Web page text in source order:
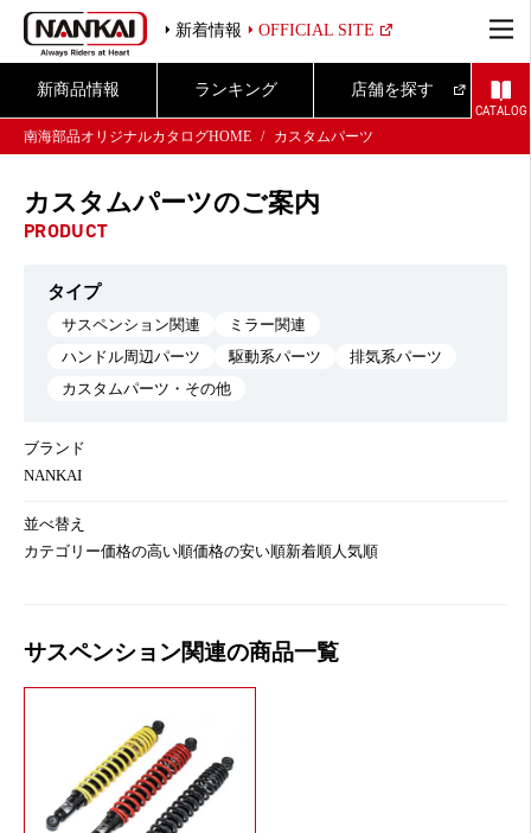
新着情報 OFFICIAL SITE
新商品情報 ランキング 店舗を探す
CATALOG
南海部品オリジナルカタログHOME
カスタムパーツ
カスタムパーツのご案内
PRODUCT
タイプ
サスペンション関連
ミラー関連
ハンドル周辺パーツ
駆動系パーツ
排気系パーツ
カスタムパーツ・その他
ブランド
NANKAI
並べ替え
カテゴリー価格の高い順価格の安い順新着順人気順
サスペンション関連の商品一覧